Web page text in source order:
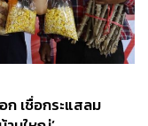
ก เชื่อกระแสลม